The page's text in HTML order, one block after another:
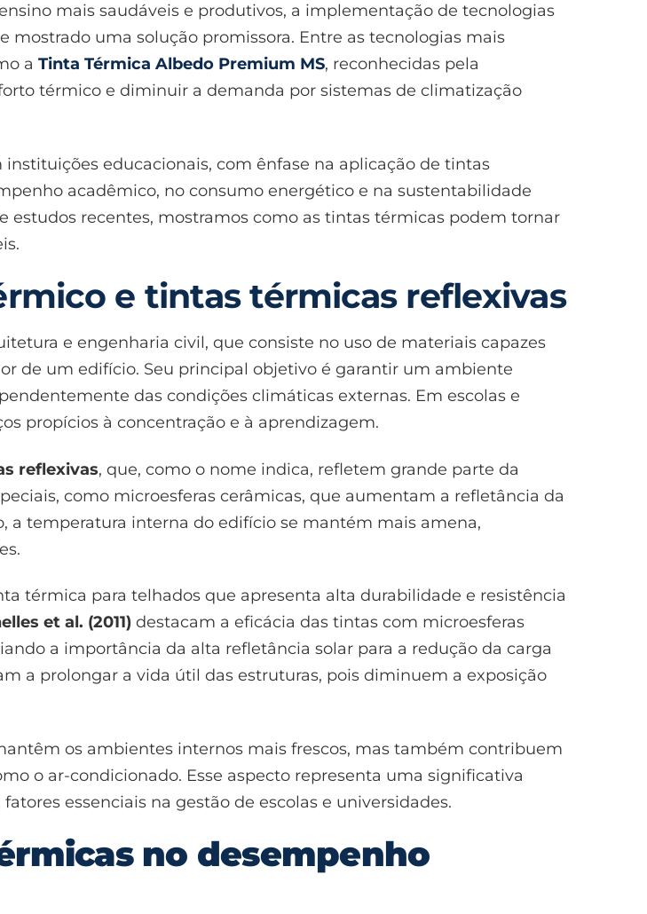
mais saudáveis e produtivos, a implementação de tecnologias
mostrado uma solução promissora. Entre as tecnologias mais
aTinta Térmica Albedo Premium MS, reconhecidas pela
térmico e diminuir a demanda por sistemas de climatização
educacionais, com ênfase na aplicação de tintas
acadêmico, no consumo energético e na sustentabilidade
estudos recentes, mostramos como as tintas térmicas podem tornar
e tintas térmicas reflexivas
e engenharia civil, que consiste no uso de materiais capazes
de um edifício. Seu principal objetivo é garantir um ambiente
das condições climáticas externas. Em escolas e
propícios à concentração e à aprendizagem.
reflexivas, que, como o nome indica, refletem grande parte da
como microesferas cerâmicas, que aumentam a refletância da
a temperatura interna do edifício se mantém mais amena,
térmica para telhados que apresenta alta durabilidade e resistência
et al. (2011) destacam a eficácia das tintas com microesferas
a importância da alta refletância solar para a redução da carga
a prolongar a vida útil das estruturas, pois diminuem a exposição
os ambientes internos mais frescos, mas também contribuem
o ar-condicionado. Esse aspecto representa uma significativa
fatores essenciais na gestão de escolas e universidades.
no desempenho